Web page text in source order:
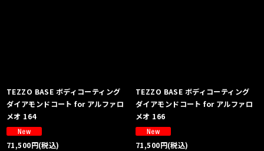
TEZZO BASE ボディコーティング
ダイアモンドコート for アルファロ
メオ 164
71,500円(税込)
TEZZO BASE ボディコーティング
ダイアモンドコート for アルファロ
メオ 166
71,500円(税込)